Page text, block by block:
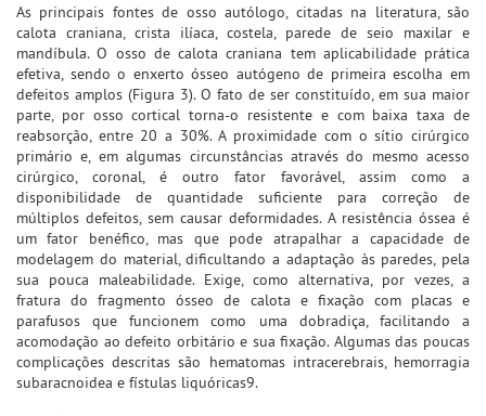
As principais fontes de osso autólogo, citadas na literatura, são
calota craniana, crista ilíaca, costela, parede de seio maxilar e
mandíbula. O osso de calota craniana tem aplicabilidade prática
efetiva, sendo o enxerto ósseo autógeno de primeira escolha em
defeitos amplos (Figura 3). O fato de ser constituído, em sua maior
parte, por osso cortical torna-o resistente e com baixa taxa de
reabsorção, entre 20 a 30%. A proximidade com o sítio cirúrgico
primário e, em algumas circunstâncias através do mesmo acesso
cirúrgico, coronal, é outro fator favorável, assim como a
disponibilidade de quantidade suficiente para correção de
múltiplos defeitos, sem causar deformidades. A resistência óssea é
um fator benéfico, mas que pode atrapalhar a capacidade de
modelagem do material, dificultando a adaptação às paredes, pela
sua pouca maleabilidade. Exige, como alternativa, por vezes, a
fratura do fragmento ósseo de calota e fixação com placas e
parafusos que funcionem como uma dobradiça, facilitando a
acomodação ao defeito orbitário e sua fixação. Algumas das poucas
complicações descritas são hematomas intracerebrais, hemorragia
subaracnoidea e fístulas liquóricas9.